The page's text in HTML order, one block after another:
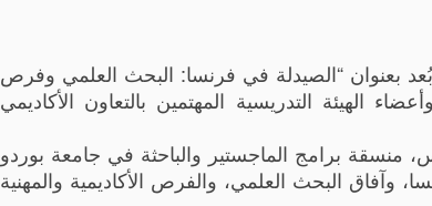
بعنوان “الصيدلة في فرنسا: البحث العلمي وفرص
الهيئة التدريسية المهتمين بالتعاون الأكاديمي
منسقة برامج الماجستير والباحثة في جامعة بوردو
البحث العلمي، والفرص الأكاديمية والمهنية